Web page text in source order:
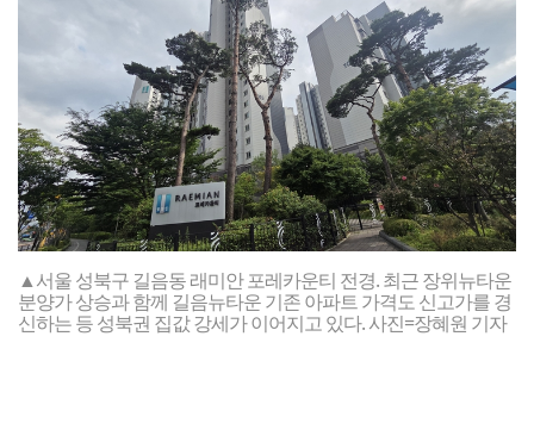
▲서울 성북구 길음동 래미안 포레카운티 전경. 최근 장위뉴타운
분양가 상승과 함께 길음뉴타운 기존 아파트 가격도 신고가를 경
신하는 등 성북권 집값 강세가 이어지고 있다. 사진=장혜원 기자